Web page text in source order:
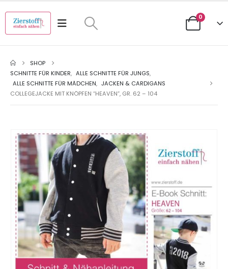
0
SHOP
SCHNITTE FÜR KINDER, ALLE SCHNITTE FÜR JUNGS,
ALLE SCHNITTE FÜR MÄDCHEN, JACKEN & CARDIGANS
COLLEGEJACKE MIT KNÖPFEN “HEAVEN”, GR. 62 – 104